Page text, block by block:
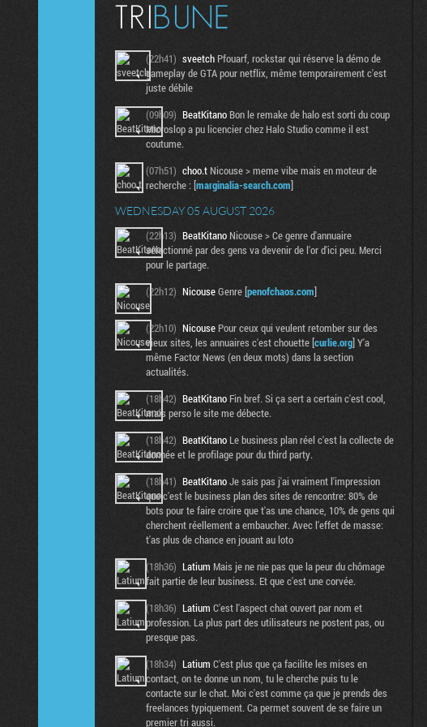
(22h41) sveetch Pfouarf, rockstar qui réserve la démo de
gameplay de GTA pour netflix, même temporairement c'est
juste débile
(09h09) BeatKitano Bon le remake de halo est sorti du coup
Microslop a pu licencier chez Halo Studio comme il est
coutume.
(07h51) choo.t Nicouse > meme vibe mais en moteur de
recherche : [marginalia-search.com]
WEDNESDAY 05 AUGUST 2026
(22h13) BeatKitano Nicouse > Ce genre d'annuaire
sélectionné par des gens va devenir de l'or d'ici peu. Merci
pour le partage.
(22h12) NicouseGenre [penofchaos.com]
(22h10) Nicouse Pour ceux qui veulent retomber sur des
vieux sites, les annuaires c'est chouette [curlie.org] Y'a
même Factor News (en deux mots) dans la section
actualités.
(18h42) BeatKitano Fin bref. Si ça sert a certain c'est cool,
mais perso le site me débecte.
(18h42) BeatKitano Le business plan réel c'est la collecte de
donnée et le profilage pour du third party.
(18h41) BeatKitanoJe sais pas j'ai vraiment l'impression
que c'est le business plan des sites de rencontre: 80% de
bots pour te faire croire que t'as une chance, 10% de gens qui
cherchent réellement a embaucher. Avec l'effet de masse:
t'as plus de chance en jouant au loto
(18h36) Latium Mais je ne nie pas que la peur du chômage
fait partie de leur business. Et que c'est une corvée.
(18h36) Latium C'est l'aspect chat ouvert par nom et
profession. La plus part des utilisateurs ne postent pas, ou
presque pas.
(18h34) Latium C'est plus que ça facilite les mises en
contact, on te donne un nom, tu le cherche puis tu le
contacte sur le chat. Moi c'est comme ça que je prends des
freelances typiquement. Ca permet souvent de se faire un
premier tri aussi.